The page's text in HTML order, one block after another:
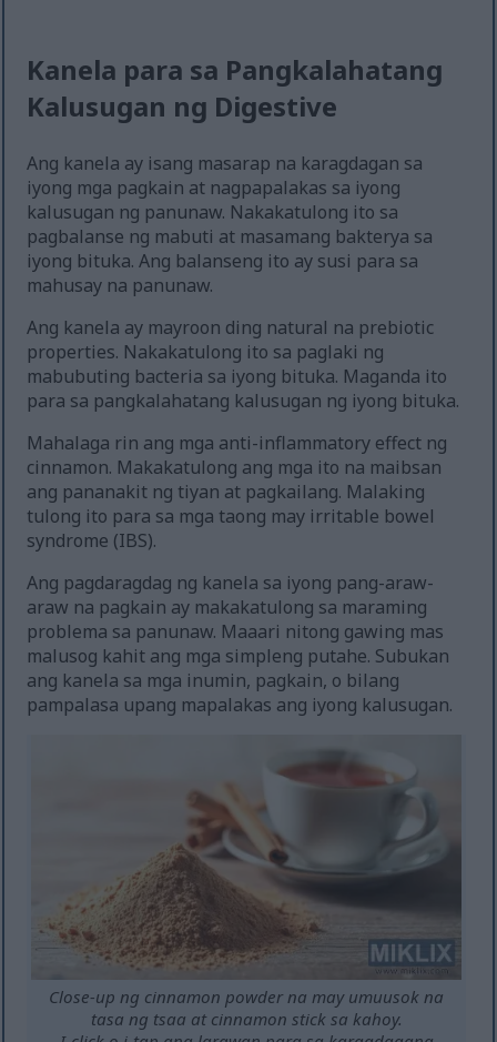
Kanela para sa Pangkalahatang
Kalusugan ng Digestive
Ang kanela ay isang masarap na karagdagan sa
iyong mga pagkain at nagpapalakas sa iyong
kalusugan ng panunaw. Nakakatulong ito sa
pagbalanse ng mabuti at masamang bakterya sa
iyong bituka. Ang balanseng ito ay susi para sa
mahusay na panunaw.
Ang kanela ay mayroon ding natural na prebiotic
properties. Nakakatulong ito sa paglaki ng
mabubuting bacteria sa iyong bituka. Maganda ito
para sa pangkalahatang kalusugan ng iyong bituka.
Mahalaga rin ang mga anti-inflammatory effect ng
cinnamon. Makakatulong ang mga ito na maibsan
ang pananakit ng tiyan at pagkailang. Malaking
tulong ito para sa mga taong may irritable bowel
syndrome (IBS).
Ang pagdaragdag ng kanela sa iyong pang-araw-
araw na pagkain ay makakatulong sa maraming
problema sa panunaw. Maaari nitong gawing mas
malusog kahit ang mga simpleng putahe. Subukan
ang kanela sa mga inumin, pagkain, o bilang
pampalasa upang mapalakas ang iyong kalusugan.
Close-up ng cinnamon powder na may umuusok na
tasa ng tsaa at cinnamon stick sa kahoy.